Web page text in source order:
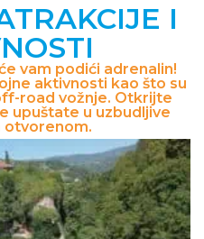
I
vam podići adrenalin!
aktivnosti kao što su
road vožnje. Otkrijte
upuštate u uzbudljive
otvorenom.